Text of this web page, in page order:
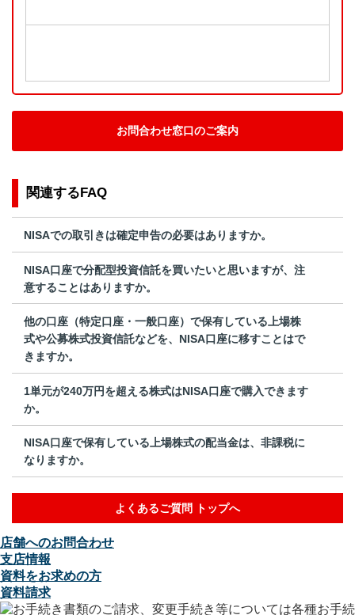
お問合わせ窓口のご案内
関連するFAQ
NISAでの取引きは確定申告の必要はありますか。
NISA口座で分配型投資信託を買いたいと思いますが、注
意することはありますか。
他の口座（特定口座・一般口座）で保有している上場株
式や公募株式投資信託などを、NISA口座に移すことはで
きますか。
1単元が240万円を超える株式はNISA口座で購入できます
か。
NISA口座で保有している上場株式の配当金は、非課税に
なりますか。
よくあるご質問 トップへ
店舗へのお問合わせ
支店情報
資料をお求めの方
資料請求